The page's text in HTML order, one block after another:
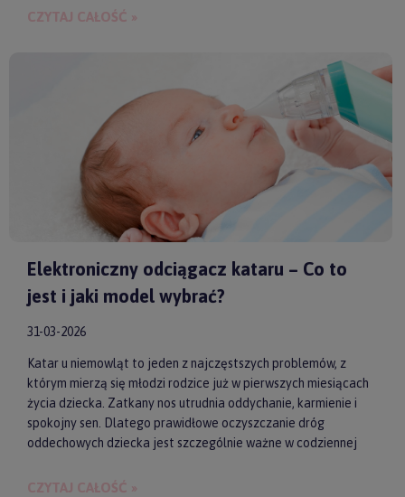
słuchawki ochronne przestają być postrzegane jako zbędny
CZYTAJ CAŁOŚĆ »
Elektroniczny odciągacz kataru – Co to
jest i jaki model wybrać?
31-03-2026
Katar u niemowląt to jeden z najczęstszych problemów, z
którym mierzą się młodzi rodzice już w pierwszych miesiącach
życia dziecka. Zatkany nos utrudnia oddychanie, karmienie i
spokojny sen. Dlatego prawidłowe oczyszczanie dróg
oddechowych dziecka jest szczególnie ważne w codziennej
skutecznych akcesoriów wspierających realizację tego
CZYTAJ CAŁOŚĆ »